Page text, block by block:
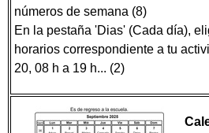
números de semana (8)
En la pestaña 'Dias' (Cada día),
horarios correspondiente a tu
20, 08 h a 19 h... (2)